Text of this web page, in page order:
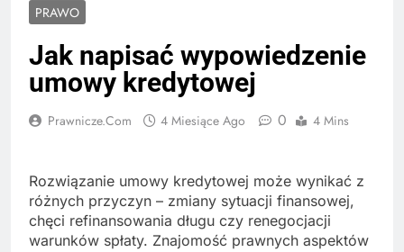
PRAWO
Jak napisać wypowiedzenie
umowy kredytowej
Prawnicze.com 4 Miesiące Ago 0 4 Mins
Rozwiązanie umowy kredytowej może wynikać z
różnych przyczyn – zmiany sytuacji finansowej,
chęci refinansowania długu czy renegocjacji
warunków spłaty. Znajomość prawnych aspektów